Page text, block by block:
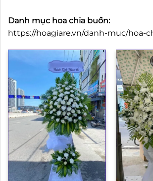
Danh mục hoa chia buồn:
https://hoagiare.vn/danh-muc/hoa-